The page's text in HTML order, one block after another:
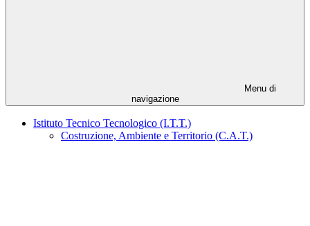
Menu di
navigazione
Istituto Tecnico Tecnologico (I.T.T.)
Costruzione, Ambiente e Territorio (C.A.T.)